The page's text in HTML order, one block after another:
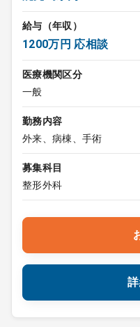
給与（年収）
1200万円 応相談
医療機関区分
一般
勤務内容
外来、病棟、手術
募集科目
整形外科